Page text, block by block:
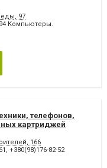
97
Компьютеры.
телефонов,
картриджей
166
, +380(98)176-82-52